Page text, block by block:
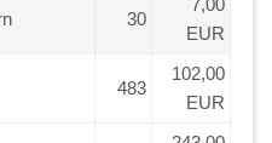
30
EUR
483
102,00
EUR